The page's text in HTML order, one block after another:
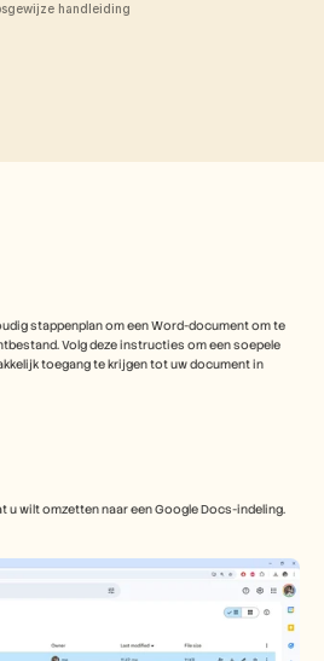
handleiding
stappenplan om een Word-document om te
Volg deze instructies om een soepele
toegang te krijgen tot uw document in
u wilt omzetten naar een Google Docs-indeling.